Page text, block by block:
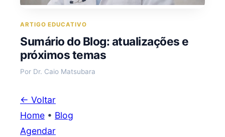
ARTIGO EDUCATIVO
Sumário do Blog: atualizações e
próximos temas
Por Dr. Caio Matsubara
← Voltar
Home • Blog
Agendar